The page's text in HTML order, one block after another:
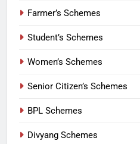
Farmer’s Schemes
Student’s Schemes
Women’s Schemes
Senior Citizen’s Schemes
BPL Schemes
Divyang Schemes